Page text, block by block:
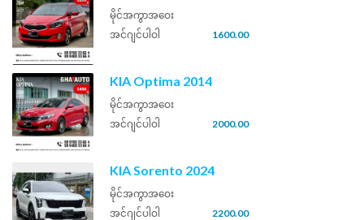
မိုင်အကွာအဝေး
အင်ဂျင်ပါဝါ
1600.00
KIA Optima 2014
မိုင်အကွာအဝေး
အင်ဂျင်ပါဝါ
2000.00
KIA Sorento 2024
မိုင်အကွာအဝေး
အင်ဂျင်ပါဝါ
2200.00